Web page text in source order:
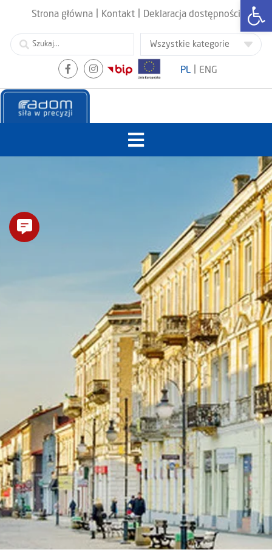
Strona główna Kontakt Deklaracja dostępności
PL ENG